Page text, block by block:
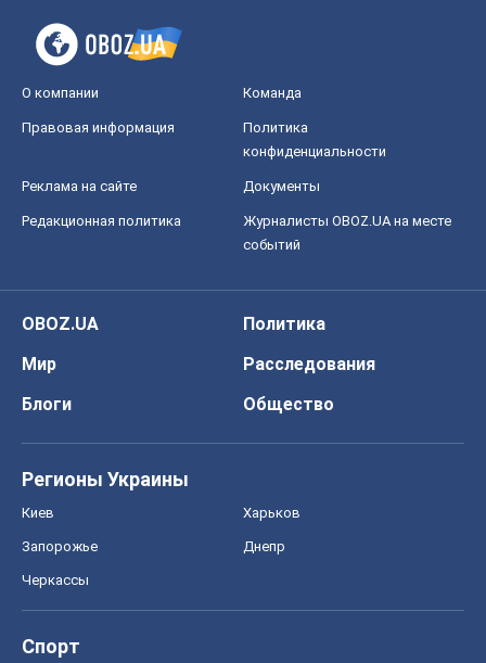
О компании Команда
Правовая информация
Политика
конфиденциальности
Реклама на сайте Документы
Редакционная политика
Журналисты OBOZ.UA на месте
событий
OBOZ.UA
Политика
Мир
Расследования
Блоги
Общество
Регионы Украины
Киев Харьков
Запорожье Днепр
Черкассы
Спорт